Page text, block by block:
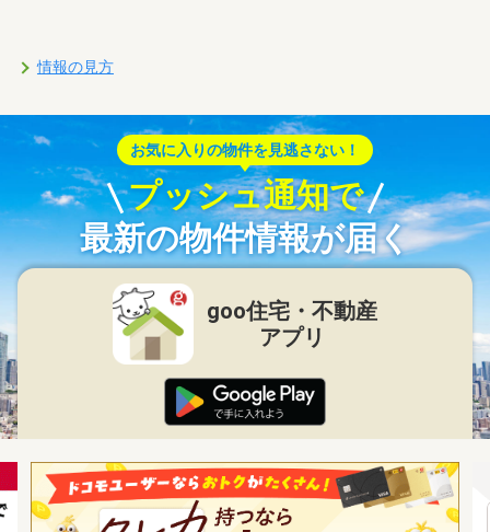
情報の見方
お気に入りの物件を見逃さない！
プッシュ通知で
最新の物件情報が届く
goo住宅・不動産
アプリ